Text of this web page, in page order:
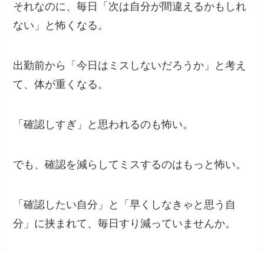
それなのに、毎日「次は自分が間違えるかもしれ
ない」と怖くなる。
出勤前から「今日はミスしないだろうか」と考え
て、体が重くなる。
「確認しすぎ」と思われるのも怖い。
でも、確認を減らしてミスするのはもっと怖い。
「確認したい自分」と「早くしなきゃと思う自
分」に挟まれて、毎日すり減っていませんか。